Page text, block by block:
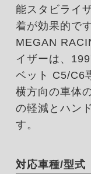
能スタビライ
着が効果的です
MEGAN
イザーは、
ベット C5/C6
横方向の車体
の軽減とハン
す。
対応車種/型式